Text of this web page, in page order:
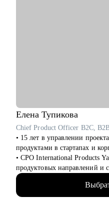
Елена Тупикова
Chief Product Officer B2C,
• 15 лет в управлении
продуктами в стартапах и
• CPO International Products
продуктовых направлений и
Узбекистан, Армения,
FoodTech, AdTech продукты.
• Академический